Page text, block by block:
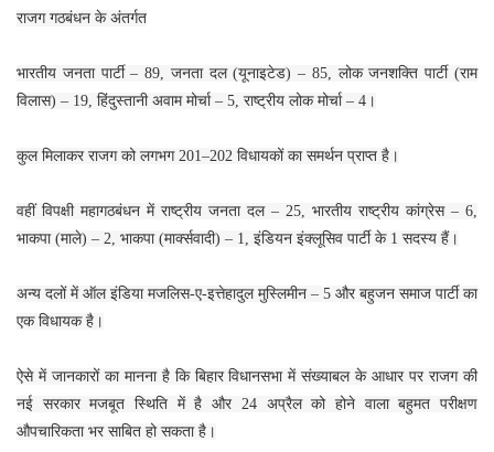
राजग गठबंधन के अंतर्गत
भारतीय जनता पार्टी – 89, जनता दल (यूनाइटेड) – 85, लोक जनशक्ति पार्टी (राम
विलास) – 19, हिंदुस्तानी अवाम मोर्चा – 5, राष्ट्रीय लोक मोर्चा – 4।
कुल मिलाकर राजग को लगभग 201–202 विधायकों का समर्थन प्राप्त है।
वहीं विपक्षी महागठबंधन में राष्ट्रीय जनता दल – 25, भारतीय राष्ट्रीय कांग्रेस – 6,
भाकपा (माले) – 2, भाकपा (मार्क्सवादी) – 1, इंडियन इंक्लूसिव पार्टी के 1 सदस्य हैं।
अन्य दलों में ऑल इंडिया मजलिस-ए-इत्तेहादुल मुस्लिमीन – 5 और बहुजन समाज पार्टी का
एक विधायक है।
ऐसे में जानकारों का मानना है कि बिहार विधानसभा में संख्याबल के आधार पर राजग की
नई सरकार मजबूत स्थिति में है और 24 अप्रैल को होने वाला बहुमत परीक्षण
औपचारिकता भर साबित हो सकता है।